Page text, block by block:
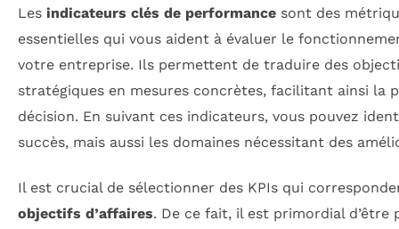
Les indicateurs clés de performance sont des
essentielles qui vous aident à évaluer le
votre entreprise. Ils permettent de traduire des
stratégiques en mesures concrètes, facilitant ainsi la
décision. En suivant ces indicateurs, vous pouvez
succès, mais aussi les domaines nécessitant des
Il est crucial de sélectionner des KPIs qui
objectifs d’affaires. De ce fait, il est primordial d’être